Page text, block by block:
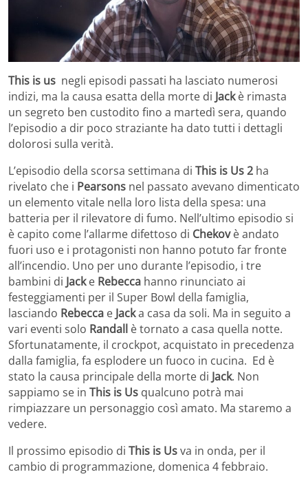
This is us negli episodi passati ha lasciato numerosi
indizi, ma la causa esatta della morte di Jackè rimasta
un segreto ben custodito fino a martedì sera, quando
l’episodio a dir poco straziante ha dato tutti i dettagli
dolorosi sulla verità.
L’episodio della scorsa settimana di This is Us 2 ha
rivelato che i Pearsons nel passato avevano dimenticato
un elemento vitale nella loro lista della spesa: una
batteria per il rilevatore di fumo. Nell’ultimo episodio si
è capito come l’allarme difettoso di Chekovè andato
fuori uso e i protagonisti non hanno potuto far fronte
all’incendio. Uno per uno durante l’episodio, i tre
bambini di Jacke Rebecca hanno rinunciato ai
festeggiamenti per il Super Bowl della famiglia,
lasciando Rebecca e Jacka casa da soli. Ma in seguito a
vari eventi solo Randall è tornato a casa quella notte.
Sfortunatamente, il crockpot, acquistato in precedenza
dalla famiglia, fa esplodere un fuoco in cucina. Ed è
stato la causa principale della morte di Jack. Non
sappiamo se in This is Us qualcuno potrà mai
rimpiazzare un personaggio così amato. Ma staremo a
vedere.
Il prossimo episodio di This is Usva in onda, per il
cambio di programmazione, domenica 4 febbraio.